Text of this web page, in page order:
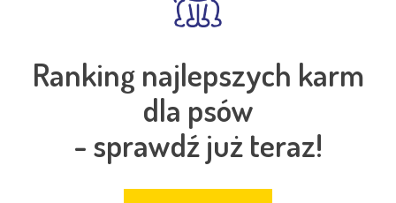
Ranking najlepszych karm
dla psów
- sprawdź już teraz!